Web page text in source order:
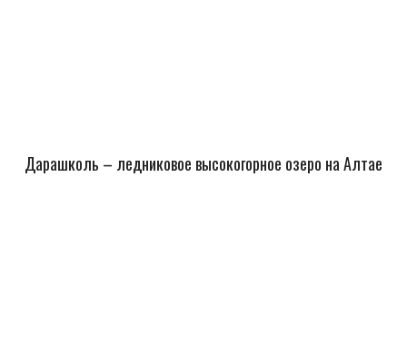
Дарашколь – ледниковое высокогорное озеро на Алтае